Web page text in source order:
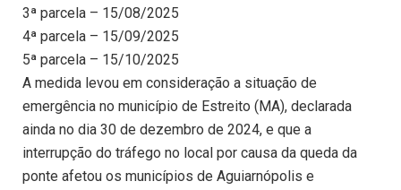
3ª parcela – 15/08/2025
4ª parcela – 15/09/2025
5ª parcela – 15/10/2025
A medida levou em consideração a situação de
emergência no município de Estreito (MA), declarada
ainda no dia 30 de dezembro de 2024, e que a
interrupção do tráfego no local por causa da queda da
ponte afetou os municípios de Aguiarnópolis e